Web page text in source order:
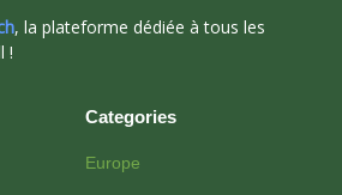
, la plateforme dédiée à tous les
!
Categories
Europe